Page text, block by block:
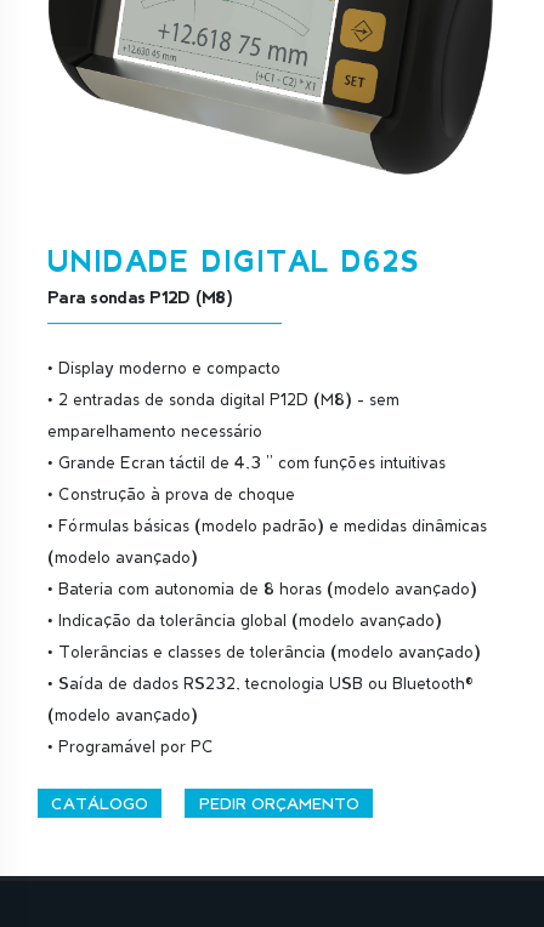
UNIDADE DIGITAL D62S
Para sondas P12D (M8)
• Display moderno e compacto
• 2 entradas de sonda digital P12D (M8) - sem
emparelhamento necessário
• Grande Ecran táctil de 4,3 '' com funções intuitivas
• Construção à prova de choque
• Fórmulas básicas (modelo padrão) e medidas dinâmicas
(modelo avançado)
• Bateria com autonomia de 8 horas (modelo avançado)
• Indicação da tolerância global (modelo avançado)
• Tolerâncias e classes de tolerância (modelo avançado)
• Saída de dados RS232, tecnologia USB ou Bluetooth®
(modelo avançado)
• Programável por PC
CATÁLOGO PEDIR ORÇAMENTO